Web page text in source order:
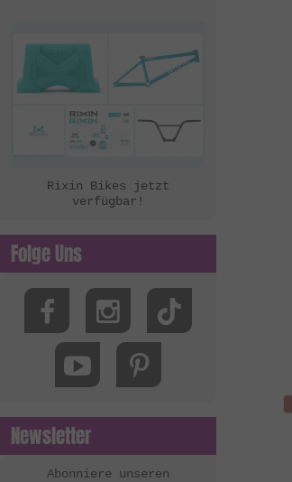
Rixin Bikes jetzt
verfügbar!
Folge Uns
Newsletter
Abonniere unseren